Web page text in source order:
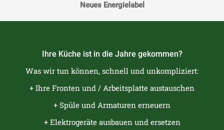
Neues Energielabel
Ihre Küche ist in die Jahre gekommen?
Was wir tun können, schnell und unkompliziert:
+ Ihre Fronten und / Arbeitsplatte austauschen
+ Spüle und Armaturen erneuern
+ Elektrogeräte ausbauen und ersetzen